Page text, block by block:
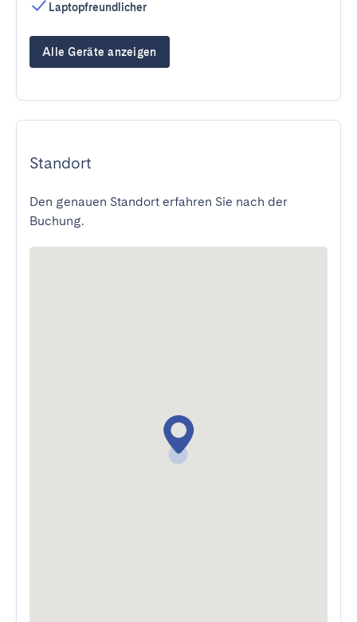
Laptopfreundlicher
Alle Geräte anzeigen
Standort
Den genauen Standort erfahren Sie nach der
Buchung.